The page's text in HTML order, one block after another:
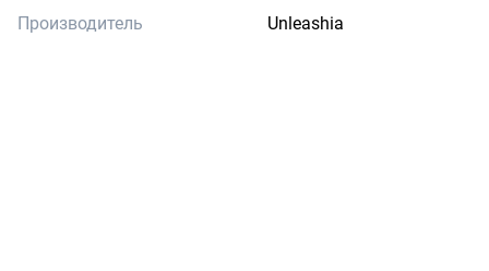
Производитель
Unleashia